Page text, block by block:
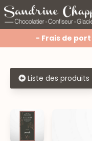
- Frais de
Liste des produits